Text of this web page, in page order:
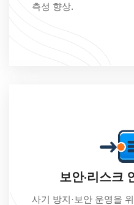
측성 향상.
보안·리스크
사기 방지·보안 운영을